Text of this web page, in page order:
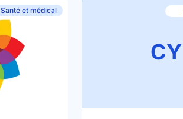
Santé et médical
CY